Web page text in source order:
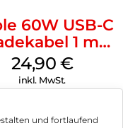
und fortlaufend
60W USB-C
1 m
Weiß
24,90 €
inkl. MwSt.